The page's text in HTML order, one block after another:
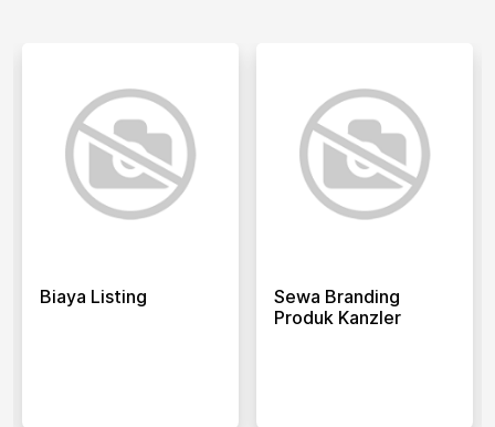
Biaya Listing
Sewa Branding
Produk Kanzler